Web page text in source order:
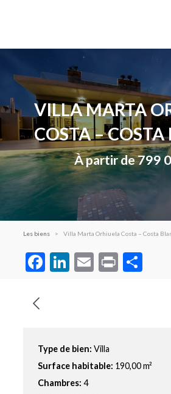
VILLA MARTA
COSTA –
À partir de 799
Les biens Villa Marta Orhiuela Costa – Costa
Facebook
LinkedIn
Email
Print
Type de bien: Villa
Surface habitable: 190,00 m²
Chambres: 4